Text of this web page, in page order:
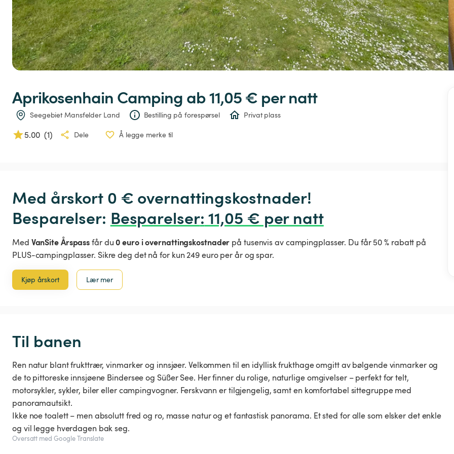
Aprikosenhain Camping ab 11,05 € per natt
Seegebiet Mansfelder Land Bestilling på forespørsel Privat plass
5.00 (1) Dele Å legge merke til
Med årskort 0 € overnattingskostnader!
Besparelser: Besparelser: 11,05 € per natt
Med VanSite Årspassfår du0 euro i overnattingskostnader på tusenvis av campingplasser. Du får 50 % rabatt på
PLUS-campingplasser. Sikre deg det nå for kun 249 euro per år og spar.
Kjøp årskort Lær mer
Til banen
Ren natur blant frukttrær, vinmarker og innsjøer. Velkommen til en idyllisk frukthage omgitt av bølgende vinmarker og
de to pittoreske innsjøene Bindersee og Süßer See. Her finner du rolige, naturlige omgivelser – perfekt for telt,
motorsykler, sykler, biler eller campingvogner. Ferskvann er tilgjengelig, samt en komfortabel sittegruppe med
panoramautsikt.
Ikke noe toalett – men absolutt fred og ro, masse natur og et fantastisk panorama. Et sted for alle som elsker det enkle
og vil legge hverdagen bak seg.
Oversatt med Google Translate